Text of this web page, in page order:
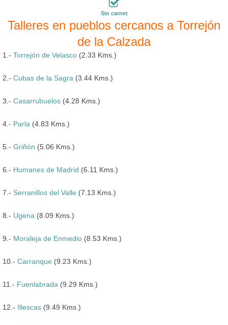
Sin carnet
Talleres en pueblos cercanos a Torrejón
de la Calzada
1.- Torrejón de Velasco (2.33 Kms.)
2.- Cubas de la Sagra (3.44 Kms.)
3.- Casarrubuelos (4.28 Kms.)
4.- Parla (4.83 Kms.)
5.- Griñón (5.06 Kms.)
6.- Humanes de Madrid (6.11 Kms.)
7.- Serranillos del Valle (7.13 Kms.)
8.- Ugena (8.09 Kms.)
9.- Moraleja de Enmedio (8.53 Kms.)
10.- Carranque (9.23 Kms.)
11.- Fuenlabrada (9.29 Kms.)
12.- Illescas (9.49 Kms.)